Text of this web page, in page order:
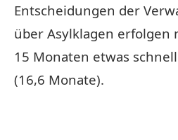
Entscheidungen der
über Asylklagen
15 Monaten etwas
(16,6 Monate).